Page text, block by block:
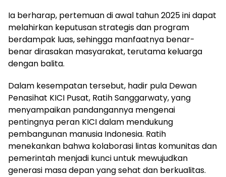
Ia berharap, pertemuan di awal tahun 2025 ini dapat
melahirkan keputusan strategis dan program
berdampak luas, sehingga manfaatnya benar-
benar dirasakan masyarakat, terutama keluarga
dengan balita.
Dalam kesempatan tersebut, hadir pula Dewan
Penasihat KICI Pusat, Ratih Sanggarwaty, yang
menyampaikan pandangannya mengenai
pentingnya peran KICI dalam mendukung
pembangunan manusia Indonesia. Ratih
menekankan bahwa kolaborasi lintas komunitas dan
pemerintah menjadi kunci untuk mewujudkan
generasi masa depan yang sehat dan berkualitas.